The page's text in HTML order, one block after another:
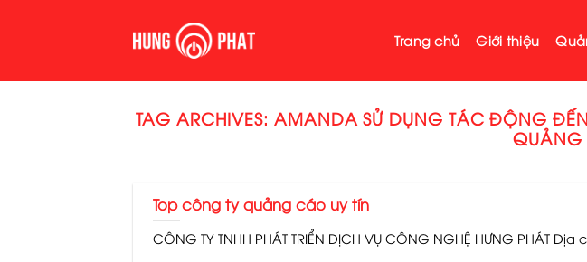
Trang chủ Giới thiệu
TAG ARCHIVES: AMANDA SỬ DỤNG TÁC ĐỘNG
QUẢNG
Top công ty quảng cáo uy tín
CÔNG TY TNHH PHÁT TRIỂN DỊCH VỤ CÔNG NGHỆ HƯNG PHÁT Địa